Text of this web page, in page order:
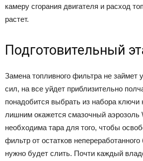
камеру сгорания двигателя и расход
растет.
Подготовительный
Замена топливного фильтра не займет
сил, на все уйдет приблизительно
понадобится выбрать из набора ключи
лишним окажется смазочный
необходима тара для того, чтобы
фильтр от остатков
нужно будет слить. Почти каждый